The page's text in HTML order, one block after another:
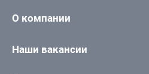
О компании
Наши вакансии